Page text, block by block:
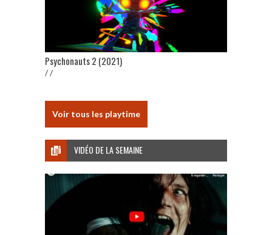
Psychonauts 2 (2021)
/ /
Voir tous les playtime
VIDÉO DE LA SEMAINE